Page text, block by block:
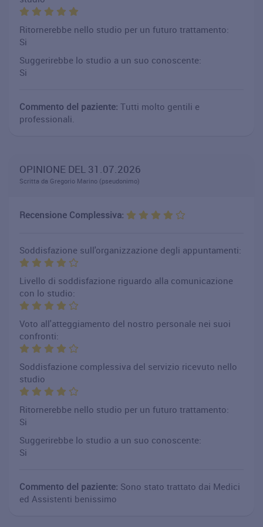
Ritornerebbe nello studio per un futuro trattamento:
Si
Suggerirebbe lo studio a un suo conoscente:
Si
Commento del paziente: Tutti molto gentili e
professionali.
OPINIONE DEL 31.07.2026
Scritta da Gregorio Marino (pseudonimo)
Recensione Complessiva:
Soddisfazione sull'organizzazione degli appuntamenti:
Livello di soddisfazione riguardo alla comunicazione
con lo studio:
Voto all'atteggiamento del nostro personale nei suoi
confronti:
Soddisfazione complessiva del servizio ricevuto nello
studio
Ritornerebbe nello studio per un futuro trattamento:
Si
Suggerirebbe lo studio a un suo conoscente:
Si
Commento del paziente: Sono stato trattato dai Medici
ed Assistenti benissimo